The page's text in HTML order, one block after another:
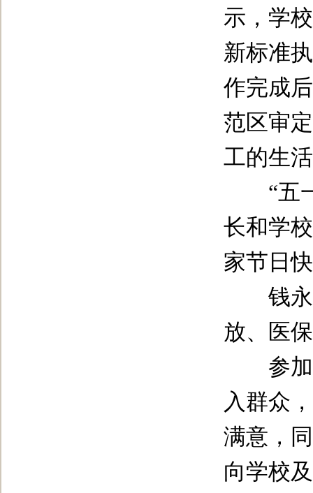
示，学
新标准
作完成
范区审
工的生
“五一
长和学
家节日
钱永
放、医
参加
入群众
满意，
向学校